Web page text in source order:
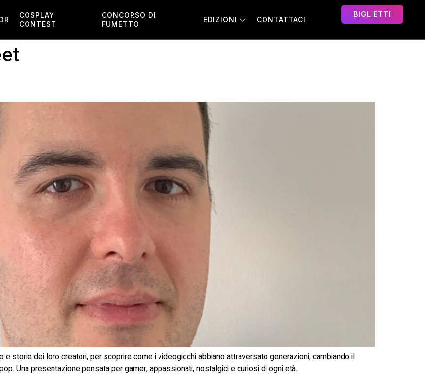
COSPLAY
CONTEST
CONCORSO DI
FUMETTO
EDIZIONI CONTATTACI
BIGLIETTI
e storie dei loro creatori, per scoprire come i videogiochi abbiano attraversato generazioni, cambiando il
Una presentazione pensata per gamer, appassionati, nostalgici e curiosi di ogni età.